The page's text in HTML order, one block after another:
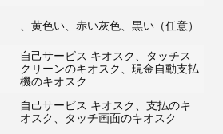
、黄色い、赤い灰色、黒い（任意）
自己サービス キオスク、タッチス
クリーンのキオスク、現金自動支払
機のキオスク…
自己サービス キオスク、支払のキ
オスク、タッチ画面のキオスク